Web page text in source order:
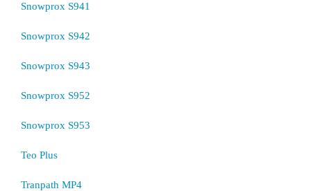
Snowprox S941
Snowprox S942
Snowprox S943
Snowprox S952
Snowprox S953
Teo Plus
Tranpath MP4